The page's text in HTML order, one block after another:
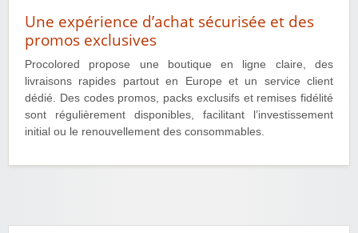
Une expérience d’achat sécurisée et des
promos exclusives
Procolored propose une boutique en ligne claire, des
livraisons rapides partout en Europe et un service client
dédié. Des codes promos, packs exclusifs et remises fidélité
sont régulièrement disponibles, facilitant l’investissement
initial ou le renouvellement des consommables.